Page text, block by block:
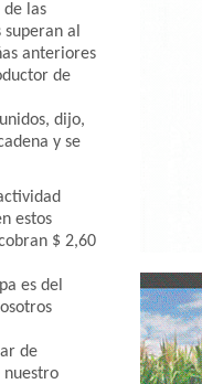
las
al
anteriores
de
dijo,
y se
estos
$ 2,60
es del
de
nuestro